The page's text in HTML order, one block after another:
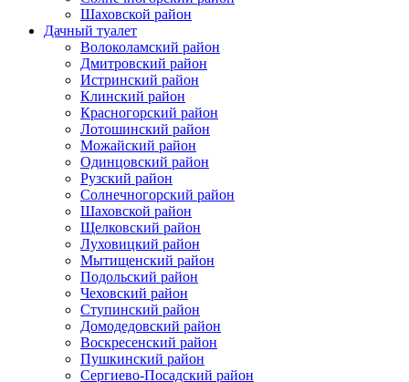
Шаховской район
Дачный туалет
Волоколамский район
Дмитровский район
Истринский район
Клинский район
Красногорский район
Лотошинский район
Можайский район
Одинцовский район
Рузский район
Солнечногорский район
Шаховской район
Щелковский район
Луховицкий район
Мытищенский район
Подольский район
Чеховский район
Ступинский район
Домодедовский район
Воскресенский район
Пушкинский район
Сергиево-Посадский район